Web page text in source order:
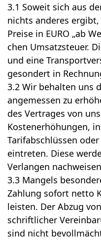
3.1 Soweit sich aus
nichts anderes
Preise in EURO „ab
chen Umsatzsteuer.
und eine
gesondert in
3.2 Wir behalten uns
angemessen zu
des Vertrages von
Kostenerhöhungen,
Tarifabschlüssen
eintreten. Diese
Verlangen
3.3 Mangels
Zahlung sofort netto
leisten. Der Abzug
schriftlicher
sind nicht